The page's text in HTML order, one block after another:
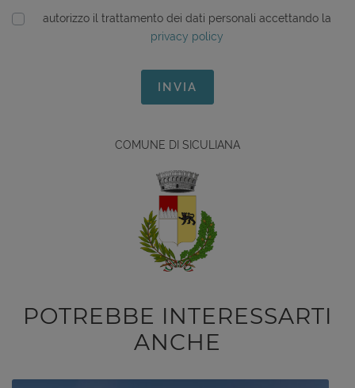
autorizzo il trattamento dei dati personali accettando la
privacy policy
INVIA
COMUNE DI SICULIANA
POTREBBE INTERESSARTI
ANCHE